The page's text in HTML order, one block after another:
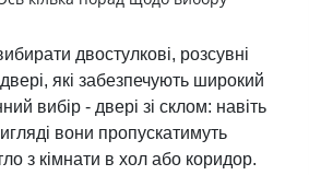
двостулкові, розсувні
які забезпечують широкий
вибір - двері зі склом: навіть
вони пропускатимуть
з кімнати в хол або коридор.